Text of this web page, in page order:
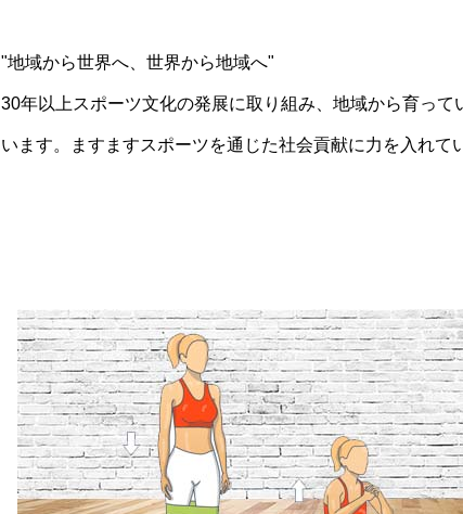
"地域から世界へ、世界から地域へ"
30年以上スポーツ文化の発展に取り組み、地域から育っ
います。ますますスポーツを通じた社会貢献に力を入れて